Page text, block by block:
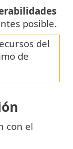
posible.
del
de
con el